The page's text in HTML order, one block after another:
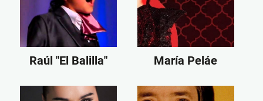
Raúl "El Balilla" María Peláe